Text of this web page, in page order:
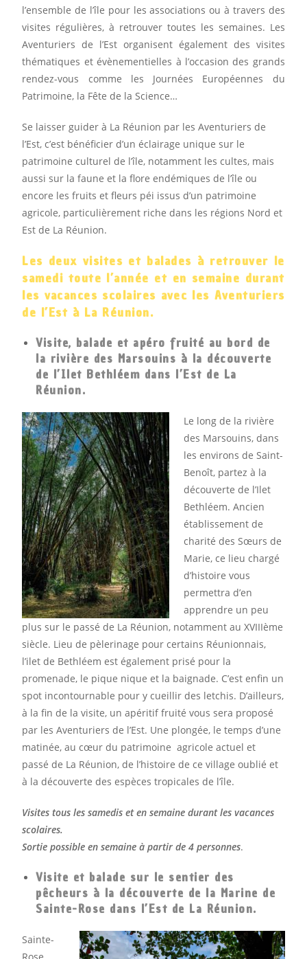
l’ensemble de l’île pour les associations ou à travers des
visites régulières, à retrouver toutes les semaines. Les
Aventuriers de l’Est organisent également des visites
thématiques et évènementielles à l’occasion des grands
rendez-vous comme les Journées Européennes du
Patrimoine, la Fête de la Science…
Se laisser guider à La Réunion par les Aventuriers de
l’Est, c’est bénéficier d’un éclairage unique sur le
patrimoine culturel de l’île, notamment les cultes, mais
aussi sur la faune et la flore endémiques de l’île ou
encore les fruits et fleurs péi issus d’un patrimoine
agricole, particulièrement riche dans les régions Nord et
Est de La Réunion.
Les deux visites et balades à retrouver le
samedi toute l’année et en semaine durant
les vacances scolaires avec les Aventuriers
de l’Est à La Réunion.
Visite, balade et apéro fruité au bord de
la rivière des Marsouins à la découverte
de l’Ilet Bethléem dans l’Est de La
Réunion.
Le long de la rivière
des Marsouins, dans
les environs de Saint-
Benoît, partez à la
découverte de l’Ilet
Bethléem. Ancien
établissement de
charité des Sœurs de
Marie, ce lieu chargé
d’histoire vous
permettra d’en
apprendre un peu
plus sur le passé de La Réunion, notamment au XVIIIème
siècle. Lieu de pèlerinage pour certains Réunionnais,
l’ilet de Bethléem est également prisé pour la
promenade, le pique nique et la baignade. C’est enfin un
spot incontournable pour y cueillir des letchis. D’ailleurs,
à la fin de la visite, un apéritif fruité vous sera proposé
par les Aventuriers de l’Est. Une plongée, le temps d’une
matinée, au cœur du patrimoine agricole actuel et
passé de La Réunion, de l’histoire de ce village oublié et
à la découverte des espèces tropicales de l’île.
Visites tous les samedis et en semaine durant les vacances
scolaires.
Sortie possible en semaine à partir de 4 personnes.
Visite et balade sur le sentier des
pêcheurs à la découverte de la Marine de
Sainte-Rose dans l’Est de La Réunion.
Sainte-